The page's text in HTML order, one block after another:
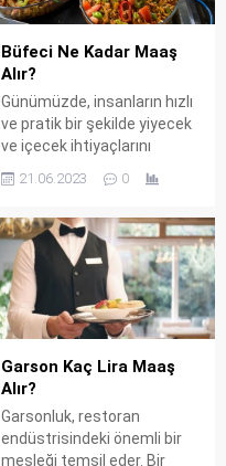
Büfeci Ne Kadar Maaş
Alır?
Günümüzde, insanların hızlı
ve pratik bir şekilde yiyecek
ve içecek ihtiyaçlarını
karşılamak için tercih
ettikleri mekanlardan biri
bilinen bu işletmeler,
genellikle küçük ölçekli ve
hızlı servis yapabilen
yerlerdir. İnsanların günlük
hayatta sıklıkla karşılaştığı
büfeciler, iş dünyasının da
önemli bir parçasını
oluşturur. Büfeci Hakkında
Bir büfecide, genellikle
atıştırmalık...
21.06.2023 0
Garson Kaç Lira Maaş
Alır?
Garsonluk, restoran
endüstrisindeki önemli bir
mesleği temsil eder. Bir